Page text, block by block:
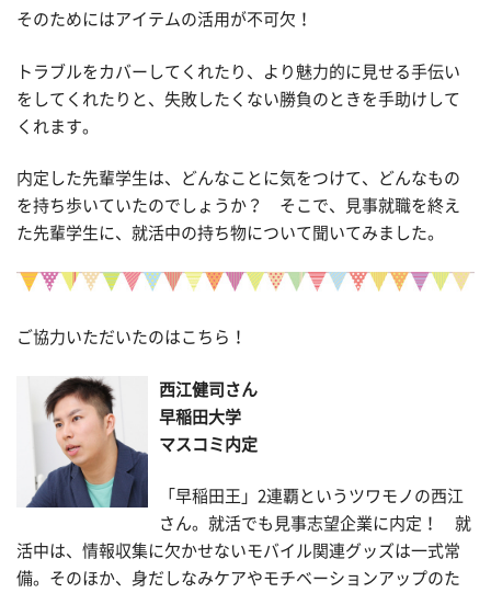
そのためにはアイテムの活用が不可欠！
トラブルをカバーしてくれたり、より魅力的に見せる手伝い
をしてくれたりと、失敗したくない勝負のときを手助けして
くれます。
内定した先輩学生は、どんなことに気をつけて、どんなもの
を持ち歩いていたのでしょうか？ そこで、見事就職を終え
た先輩学生に、就活中の持ち物について聞いてみました。
ご協力いただいたのはこちら！
西江健司さん
早稲田大学
マスコミ内定
「早稲田王」2連覇というツワモノの西江
さん。就活でも見事志望企業に内定！ 就
活中は、情報収集に欠かせないモバイル関連グッズは一式常
備。そのほか、身だしなみケアやモチベーションアップのた